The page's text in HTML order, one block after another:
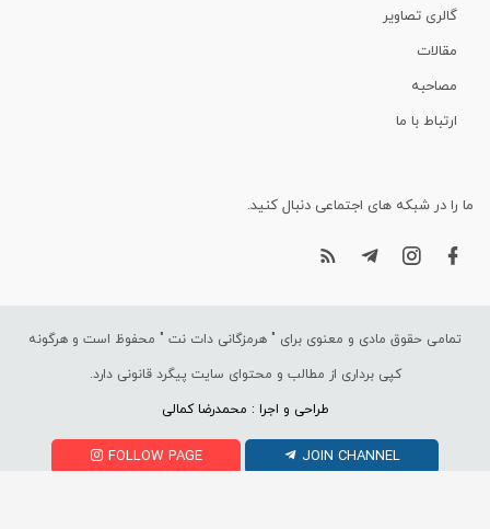
گالری تصاویر
مقالات
مصاحبه
ارتباط با ما
ما را در شبکه های اجتماعی دنبال کنید.
تمامی حقوق مادی و معنوی برای " هرمزگانی دات نت " محفوظ است و هرگونه
کپی برداری از مطالب و محتوای سایت پیگرد قانونی دارد.
طراحی و اجرا : محمدرضا کمالی
FOLLOW PAGE JOIN CHANNEL